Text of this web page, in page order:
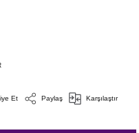
Et Paylaş Karşılaştır